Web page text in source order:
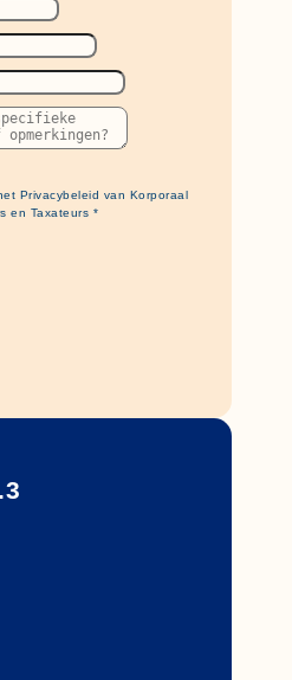
Privacybeleid van Korporaal
en Taxateurs *